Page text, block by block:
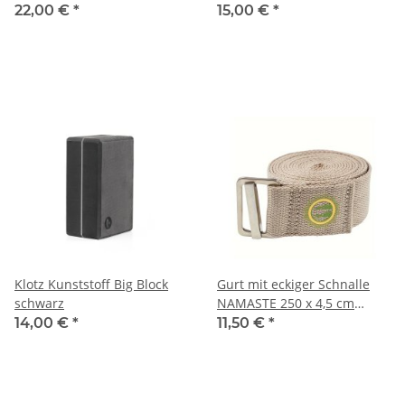
22,00 € *
15,00 € *
Klotz Kunststoff Big Block
schwarz
14,00 € *
Gurt mit eckiger Schnalle
NAMASTE 250 x 4,5 cm
beige
11,50 € *